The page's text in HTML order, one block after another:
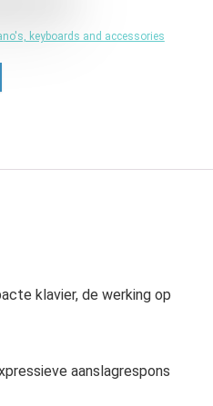
keyboards and accessories
klavier, de werking op
aanslagrespons